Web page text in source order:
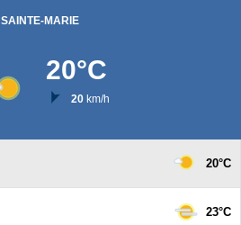
SAINTE-MARIE
20°C
20km/h
20°C
23°C